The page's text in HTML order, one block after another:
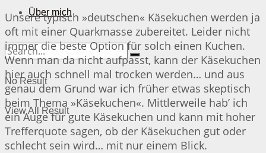
Über mich
No Result
View All Result
Unsere typisch »deutschen« Käsekuchen werden ja
oft mit einer Quarkmasse zubereitet. Leider nicht
immer die beste Option für solch einen Kuchen.
Wenn man da nicht aufpasst, kann der Käsekuchen
hier auch schnell mal trocken werden… und aus
genau dem Grund war ich früher etwas skeptisch
beim Thema »Käsekuchen«. Mittlerweile hab’ ich
ein Auge für gute Käsekuchen und kann mit hoher
Trefferquote sagen, ob der Käsekuchen gut oder
schlecht sein wird… mit nur einem Blick.